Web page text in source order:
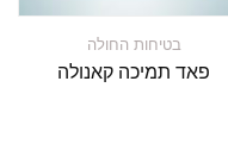
בטיחות החולה
פאד תמיכה קאנולה